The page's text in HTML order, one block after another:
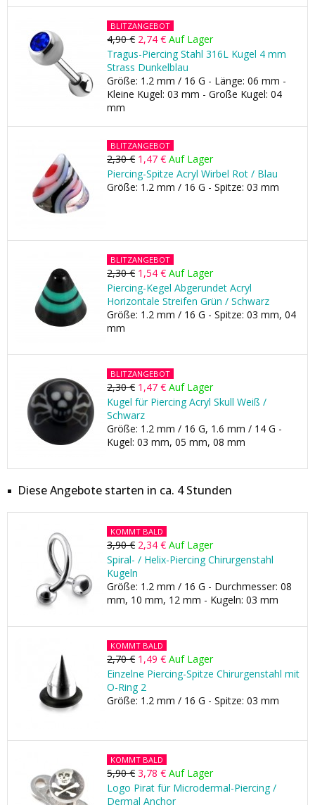
BLITZANGEBOT
4,90 € 2,74 € Auf Lager
Tragus-Piercing Stahl 316L Kugel 4 mm
Strass Dunkelblau
Größe: 1.2 mm / 16 G - Länge: 06 mm -
Kleine Kugel: 03 mm - Große Kugel: 04
mm
BLITZANGEBOT
2,30 € 1,47 € Auf Lager
Piercing-Spitze Acryl Wirbel Rot / Blau
Größe: 1.2 mm / 16 G - Spitze: 03 mm
BLITZANGEBOT
2,30 € 1,54 € Auf Lager
Piercing-Kegel Abgerundet Acryl
Horizontale Streifen Grün / Schwarz
Größe: 1.2 mm / 16 G - Spitze: 03 mm, 04
mm
BLITZANGEBOT
2,30 € 1,47 € Auf Lager
Kugel für Piercing Acryl Skull Weiß /
Schwarz
Größe: 1.2 mm / 16 G, 1.6 mm / 14 G -
Kugel: 03 mm, 05 mm, 08 mm
Diese Angebote starten in ca. 4 Stunden
KOMMT BALD
3,90 € 2,34 € Auf Lager
Spiral- / Helix-Piercing Chirurgenstahl
Kugeln
Größe: 1.2 mm / 16 G - Durchmesser: 08
mm, 10 mm, 12 mm - Kugeln: 03 mm
KOMMT BALD
2,70 € 1,49 € Auf Lager
Einzelne Piercing-Spitze Chirurgenstahl mit
O-Ring 2
Größe: 1.2 mm / 16 G - Spitze: 03 mm
KOMMT BALD
5,90 € 3,78 € Auf Lager
Logo Pirat für Microdermal-Piercing /
Dermal Anchor